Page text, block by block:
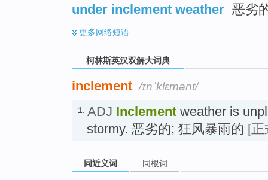
under inclement weather 恶劣
更多网络短语
柯林斯英汉双解大词典
inclement /ɪnˈklɛmənt/
1. ADJ Inclement weather is
stormy. 恶劣的; 狂风暴雨的 [正
同近义词 同根词